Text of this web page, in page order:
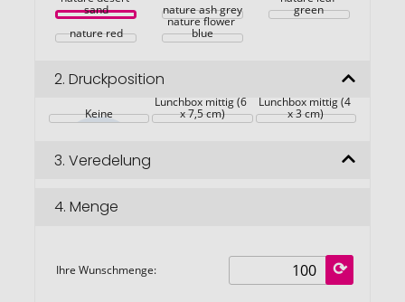
sand nature ash grey
green
nature red
nature flower
blue
2. Druckposition
Keine
Lunchbox mittig (6
x 7,5 cm)
Lunchbox mittig (4
x 3 cm)
3. Veredelung
4. Menge
Ihre Wunschmenge: